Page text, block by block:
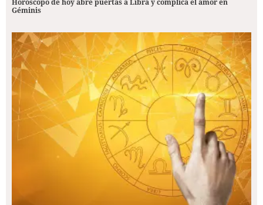
Horóscopo de hoy abre puertas a Libra y complica el amor en
Géminis